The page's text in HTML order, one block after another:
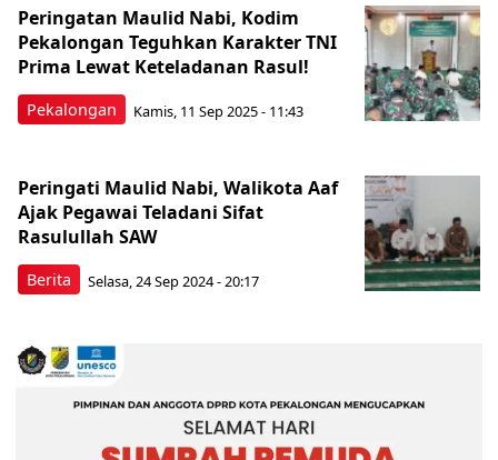
Pekalongan
Peringatan Maulid Nabi, Kodim
Pekalongan Teguhkan Karakter TNI
Prima Lewat Keteladanan Rasul!
Kamis, 11 Sep 2025 - 11:43
Berita
Peringati Maulid Nabi, Walikota Aaf
Ajak Pegawai Teladani Sifat
Rasulullah SAW
Selasa, 24 Sep 2024 - 20:17